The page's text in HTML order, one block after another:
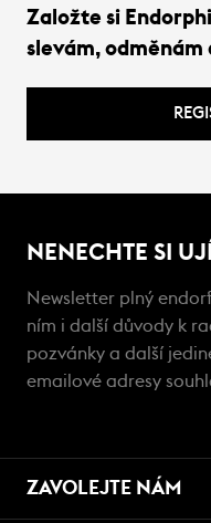
Založte si
slevám, odměnám
NENECHTE SI
Newsletter plný
ním i další důvody k
pozvánky a další
emailové adresy
ZAVOLEJTE NÁM